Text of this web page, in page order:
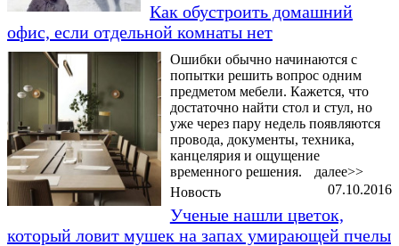
Как обустроить домашний
офис, если отдельной комнаты нет
Ошибки обычно начинаются с
попытки решить вопрос одним
предметом мебели. Кажется, что
достаточно найти стол и стул, но
уже через пару недель появляются
провода, документы, техника,
канцелярия и ощущение
временного решения.
далее>>
07.10.2016
Новость
Ученые нашли цветок,
который ловит мушек на запах умирающей пчелы